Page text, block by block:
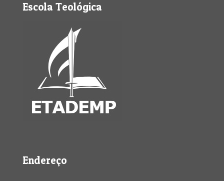
Escola Teológica
Endereço